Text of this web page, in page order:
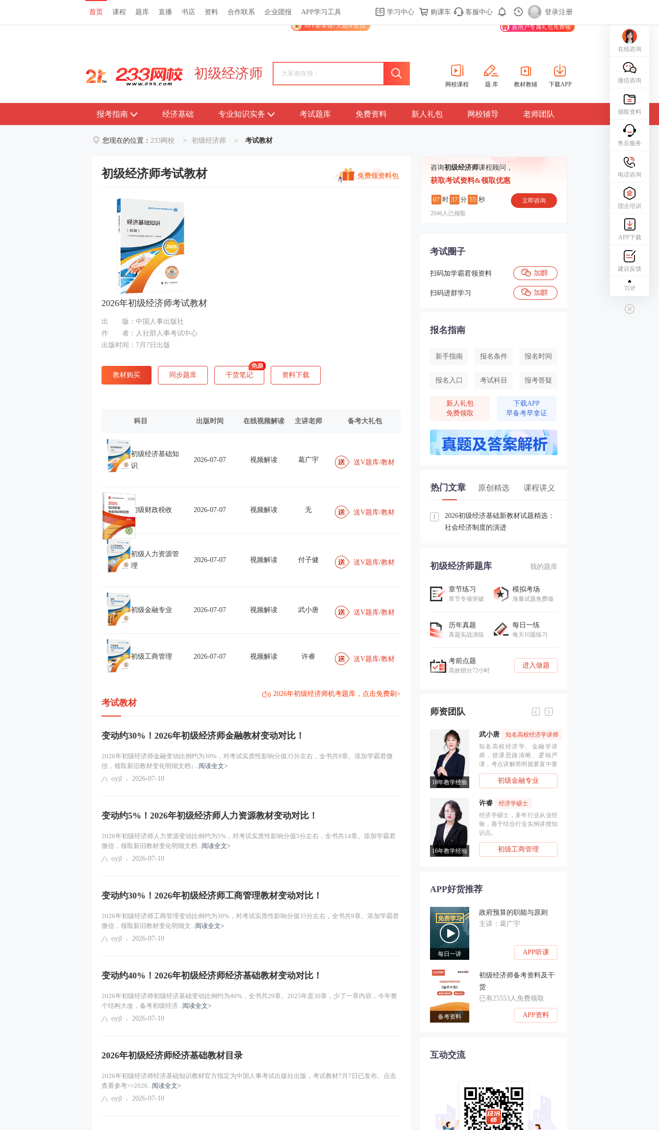
首页 课程 题库 直播 书店 资料 关于我们 帮助中心 APP学习工具
APP新客领7天题库会员
渠道合作 企业团报 购课车 登录/注册
新用户专属礼包免费领
首页 课程 题库 直播 书店 资料 合作联系 企业团报 APP学习工具 学习中心 购课车 客服中心 登录|注册
初级经济师
网校课程 题 库 教材教辅 下载APP
报考指南 经济基础 专业知识实务 考试题库 免费资料 新人礼包 网校辅导 老师团队
您现在的位置： 233网校 > 初级经济师 > 考试教材
初级经济师考试教材 免费领资料包
2026年初级经济师考试教材
出 版：中国人事出版社
作 者：人社部人事考试中心
出版时间：7月7日出版
教材购买 同步题库 干货笔记 资料下载
科目 出版时间 在线视频解读 主讲老师 备考大礼包
初级经济基础知
识
2026-07-07 视频解读 葛广宇 送V题库/教材
初级财政税收 2026-07-07 视频解读 无 送V题库/教材
初级人力资源管
理
2026-07-07 视频解读 付子健 送V题库/教材
初级金融专业 2026-07-07 视频解读 武小唐 送V题库/教材
初级工商管理 2026-07-07 视频解读 许睿 送V题库/教材
考试教材
2026年初级经济师机考题库，点击免费刷>
变动约30%！2026年初级经济师金融教材变动对比！
2026年初级经济师金融变动比例约为30%，对考试实质性影响分值35分左右，全书共9章。添加学霸君微
信，领取新旧教材变化明细文档↓...阅读全文>
oyjl
2026-07-10
变动约5%！2026年初级经济师人力资源教材变动对比！
2026年初级经济师人力资源变动比例约为5%，对考试实质性影响分值5分左右，全书共14章。添加学霸君
微信，领取新旧教材变化明细文档...阅读全文>
oyjl
2026-07-10
变动约30%！2026年初级经济师工商管理教材变动对比！
2026年初级经济师工商管理变动比例约为30%，对考试实质性影响分值35分左右，全书共9章。添加学霸君
微信，领取新旧教材变化明细文...阅读全文>
oyjl
2026-07-10
变动约40%！2026年初级经济师经济基础教材变动对比！
2026年初级经济师初级经济基础变动比例约为40%，全书共29章。2025年是30章，少了一章内容，今年整
个结构大改，备考初级经济...阅读全文>
oyjl
2026-07-10
2026年初级经济师经济基础教材目录
2026年初级经济师经济基础知识教材官方指定为中国人事考试出版社出版，考试教材7月7日已发布。点击
查看参考>>2026...阅读全文>
oyjl
2026-07-10
咨询初级经济师课程顾问，
获取考试资料&领取优惠
07 时 37 分 54 秒
2046 人已领取
立即咨询
考试圈子
扫码加学霸君领资料
扫码进群学习
报名指南
新手指南 报名条件 报名时间
报名入口 考试科目 报考答疑
新人礼包
免费领取
下载APP
早备考早拿证
热门文章 原创精选 课程讲义
1
2026初级经济基础新教材试题精选：
社会经济制度的演进
初级经济师题库 我的题库
章节练习
章节专项突破
模拟考场
海量试题免费做
历年真题
真题实战演练
每日一练
每天10题练习
考前点题
高效锁分72小时
进入做题
师资团队
16年教学经验
武小唐
知名高校经济学讲师
知名高校经济学、金融学讲
师，授课思路清晰、逻辑严
谨，考点讲解简明扼要直中要
点。
初级金融专业
16年教学经验
许睿
经济学硕士
经济学硕士，多年行业从业经
验，善于结合行业实例讲授知
识点。
初级工商管理
APP好货推荐
每日一讲
政府预算的职能与原则
主讲：葛广宇
APP听课
备考资料
初级经济师备考资料及干
货
已有25553人免费领取
APP资料
互动交流
在线咨询
微信咨询
领取资料
售后服务
电话咨询
团企培训
APP下载
建议反馈
TOP